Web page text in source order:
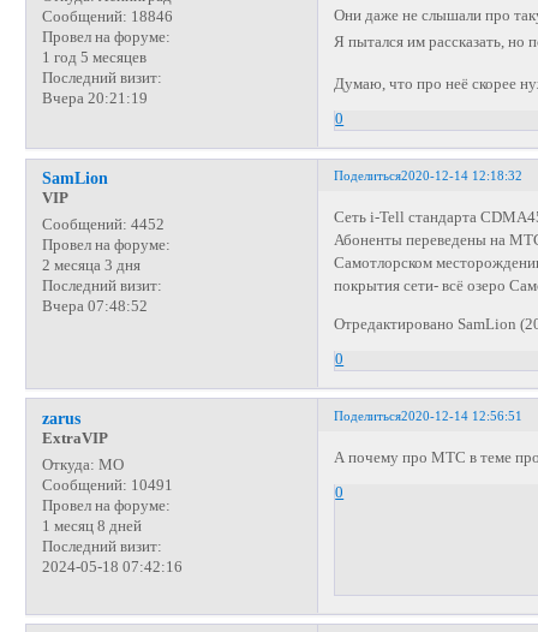
Сообщений: 18846
Провел на форуме:
1 год 5 месяцев
Последний визит:
Вчера 20:21:19
Они даже не слышали про
Я пытался им рассказать, но
Думаю, что про неё скорее
0
Поделиться2020-12-14 12:18:32
SamLion
VIP
Сообщений: 4452
Провел на форуме:
2 месяца 3 дня
Последний визит:
Вчера 07:48:52
Сеть i-Tell стандарта
Абоненты переведены на
Самотлорском
покрытия сети- всё озеро
Отредактировано SamLion
0
Поделиться2020-12-14 12:56:51
zarus
ExtraVIP
Откуда: МО
Сообщений: 10491
Провел на форуме:
1 месяц 8 дней
Последний визит:
2024-05-18 07:42:16
А почему про МТС в теме
0